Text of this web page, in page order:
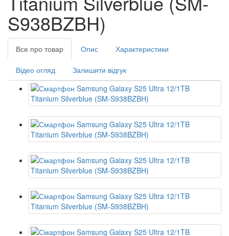
S938BZBH)
Все про товар Опис Характеристики
Відео огляд Залишити відгук